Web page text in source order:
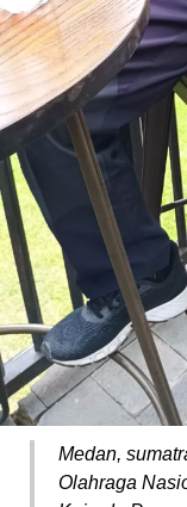
Medan,
Olahraga